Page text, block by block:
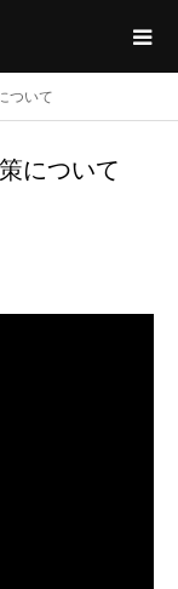
ついて
について